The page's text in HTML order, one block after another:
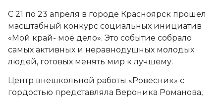
С 21 по 23 апреля в городе Красноярск прошел
масштабный конкурс социальных инициатив
«Мой край- моё дело». Это событие собрало
самых активных и неравнодушных молодых
людей, готовых менять мир к лучшему.
️Центр внешкольной работы «Ровесник» с
гордостью представляла Вероника Романова,